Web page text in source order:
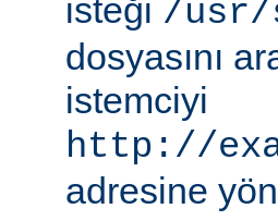
isteği /
dosyasını
istemciyi
http://
adresine